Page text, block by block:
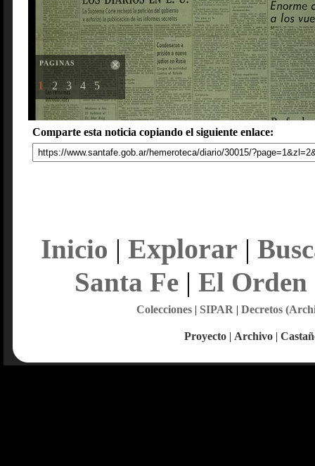
PAGINAS
1 2 3 4 5
Comparte esta noticia copiando el siguiente enlace:
Inicio | Explorar |
Santa Fe| El Orden
Colecciones| SIPAR | Decretos
Proyecto | Archivo |